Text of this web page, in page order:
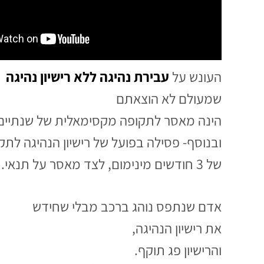
העונש על עבירת נהיגה ללא רישיון נהיגה
שמעולם לא הוצאתם
הינה מאסר לתקופה מקסימאלית של
ובנוסף- פסילה בפועל של רישיון הנהיגה
של 3 חודשים מינימום, לצד מאסר על תנאי.
אדם שנתפס נוהג ברכב מבלי שחידש
את רישיון הנהיגה,
והרישיון פג תוקף.